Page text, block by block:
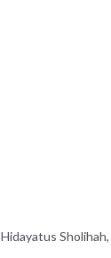
Hidayatus Sholihah,